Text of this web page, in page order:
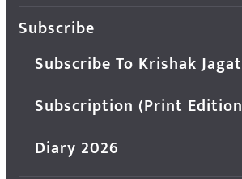
Subscribe
Subscribe To Krishak
Subscription (Print
Diary 2026